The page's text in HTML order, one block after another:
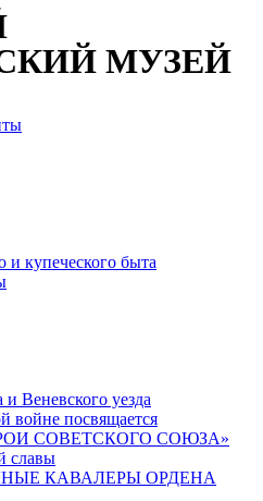
МУЗЕЙ
и купеческого быта
Веневского уезда
войне посвящается
СОВЕТСКОГО СОЮЗА»
славы
КАВАЛЕРЫ ОРДЕНА